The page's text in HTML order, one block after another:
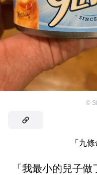
©
「九
「我最小的兒子